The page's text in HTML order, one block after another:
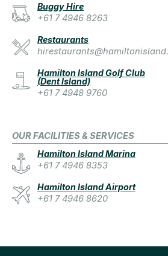
Buggy Hire
+61 7 4946 8263
Restaurants
Hamilton Island Golf Club
(Dent Island)
+61 7 4948 9760
OUR FACILITIES & SERVICES
Hamilton Island Marina
+61 7 4946 8353
Hamilton Island Airport
+61 7 4946 8620